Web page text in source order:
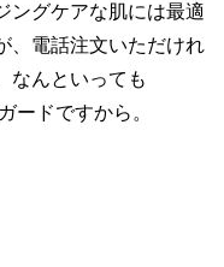
ングケアな肌には最適
、電話注文いただけれ
なんといっても
ードですから。